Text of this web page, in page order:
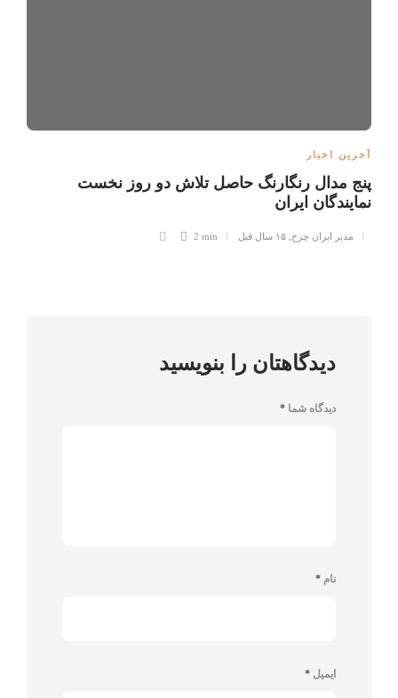
آخرین اخبار
پنج مدال رنگارنگ حاصل تلاش دو روز نخست
نمایندگان ایران
مدیر ایران چرخ ۱۵ سال قبل 2 min
دیدگاهتان را بنویسید
دیدگاه شما *
نام *
ایمیل *